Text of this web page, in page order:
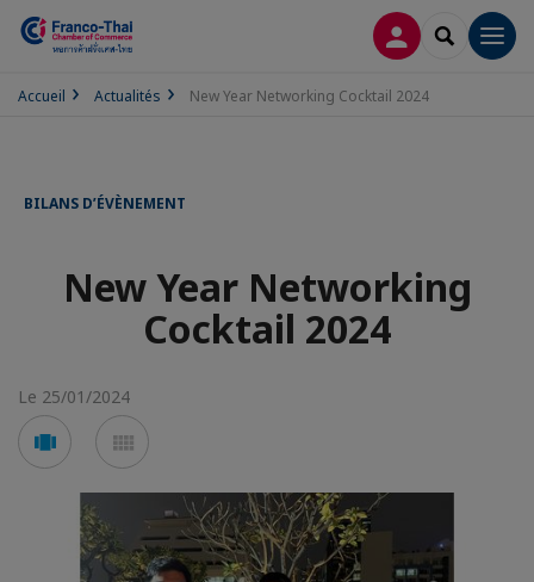
CONNEXION
Accueil Actualités New Year Networking Cocktail 2024
BILANS D’ÉVÈNEMENT
New Year Networking
Cocktail 2024
Le 25/01/2024
Voir
en
carousel
en
mosaïque